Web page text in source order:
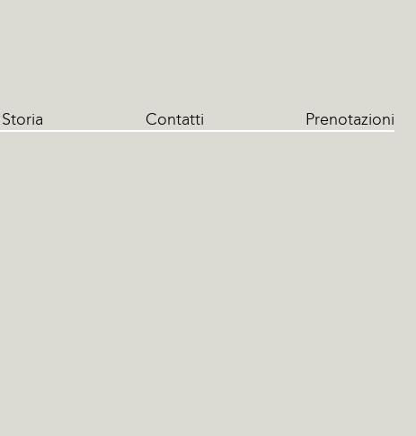
Storia Contatti Prenotazioni